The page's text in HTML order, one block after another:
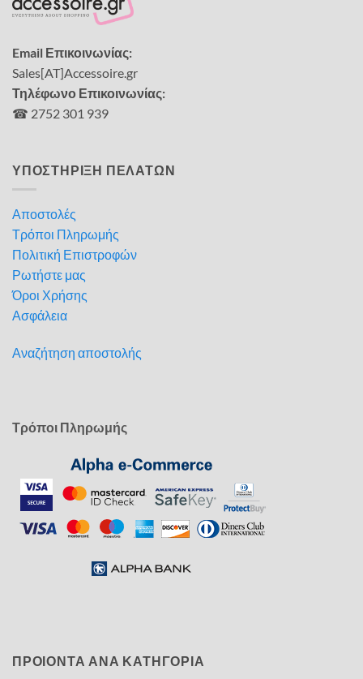
Email Επικοινωνίας:
Sales[AT]Accessoire.gr
Τηλέφωνο Επικοινωνίας:
☎ 2752 301 939
ΥΠΟΣΤΗΡΙΞΗ ΠΕΛΑΤΩΝ
Αποστολές
Τρόποι Πληρωμής
Πολιτική Επιστροφών
Ρωτήστε μας
Όροι Χρήσης
Ασφάλεια
Αναζήτηση αποστολής
Τρόποι Πληρωμής
ΠΡΟΙΟΝΤΑ ΑΝΑ ΚΑΤΗΓΟΡΙΑ